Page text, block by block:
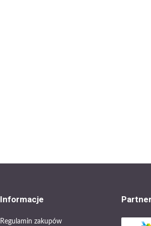
Informacje
Regulamin zakupów